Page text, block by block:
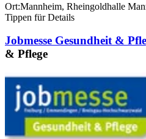
Ort:Mannheim, Rheingoldhalle
Tippen für Details
Jobmesse Gesundheit &
& Pflege